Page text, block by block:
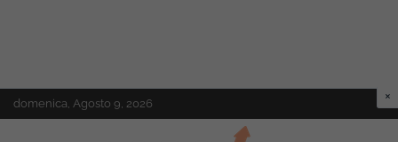
Skip
to
domenica, Agosto 9, 2026